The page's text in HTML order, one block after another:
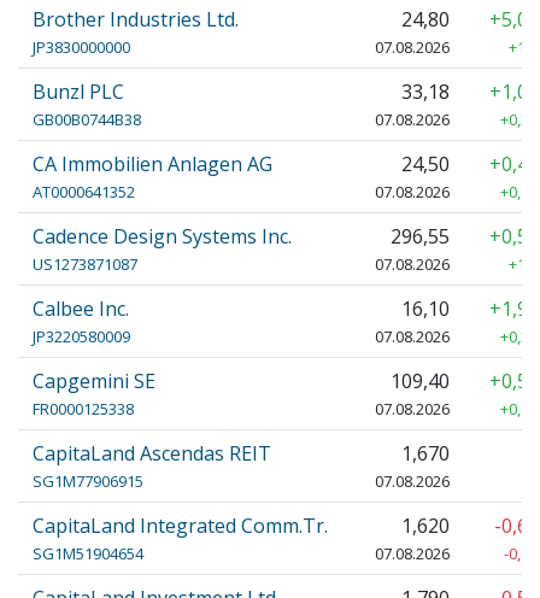
Brother Industries Ltd.
JP3830000000
24,80
07.08.2026
Bunzl PLC
GB00B0744B38
33,18
07.08.2026
CA Immobilien Anlagen AG
AT0000641352
24,50
07.08.2026
Cadence Design Systems Inc.
US1273871087
296,55
07.08.2026
Calbee Inc.
JP3220580009
16,10
07.08.2026
Capgemini SE
FR0000125338
109,40
07.08.2026
CapitaLand Ascendas REIT
SG1M77906915
1,670
07.08.2026
CapitaLand Integrated Comm.Tr.
SG1M51904654
1,620
07.08.2026
-
-